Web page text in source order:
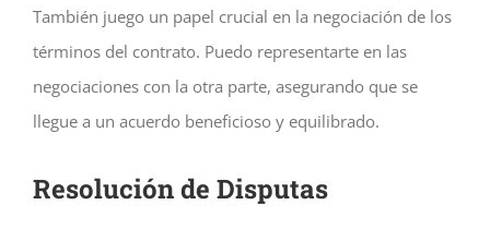
También juego un papel crucial en la negociación de los
términos del contrato. Puedo representarte en las
negociaciones con la otra parte, asegurando que se
llegue a un acuerdo beneficioso y equilibrado.
Resolución de Disputas